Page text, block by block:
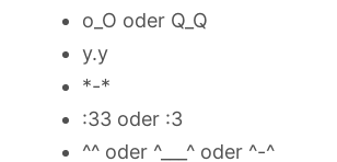
o_O oder Q_Q
y.y
*-*
:33 oder :3
^^ oder ^___^ oder ^-^